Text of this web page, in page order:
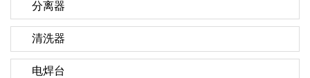
分离器
清洗器
电焊台